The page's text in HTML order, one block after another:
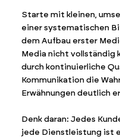
Starte mit kleinen,
einer systematischen
dem Aufbau erster
Media nicht vollständig
durch kontinuierliche
Kommunikation die
Erwähnungen deutlich
Denk daran: Jedes
jede Dienstleistung ist